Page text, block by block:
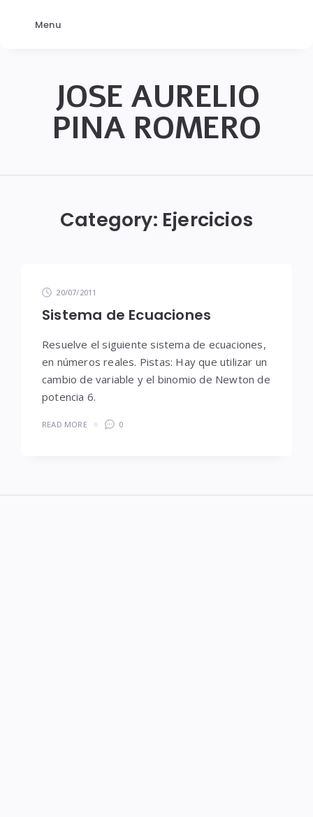
JOSE AURELIO
PINA ROMERO
ROMEROCategory: Ejercicios
20/07/2011
Sistema de Ecuaciones
Resuelve el siguiente sistema de ecuaciones,
en números reales. Pistas: Hay que utilizar un
cambio de variable y el binomio de Newton de
potencia 6.
READ MORE 0
Menu